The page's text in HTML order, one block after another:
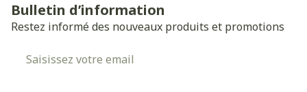
Bulletin d’information
Restez informé des nouveaux produits et promotions